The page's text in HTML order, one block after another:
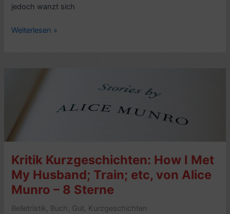
jedoch wanzt sich
Romankritik:
8/10
Sterne
mit
2
Videos
Weiterlesen »
Kritik Kurzgeschichten: How I Met
My Husband; Train; etc, von Alice
Munro – 8 Sterne
Belletristik, Buch , Gut, Kurzgeschichten